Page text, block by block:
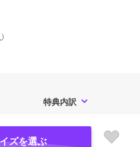
)
特典内訳
ズを選ぶ